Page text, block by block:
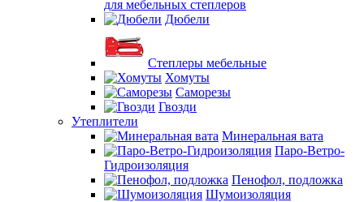
для мебельных степлеров
Дюбели
Степлеры мебельные
Хомуты
Саморезы
Гвозди
Утеплители
Минеральная вата
Паро-Ветро-
Гидроизоляция
Пенофол, подложка
Шумоизоляция